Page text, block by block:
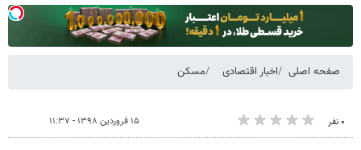
صفحه اصلی اخبار اقتصادی مسکن
۰ نفر ۱۵ فروردین ۱۳۹۸ - ۱۱:۳۷